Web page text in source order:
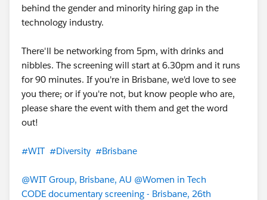
behind the gender and minority hiring gap in the
technology industry.
There'll be networking from 5pm, with drinks and
nibbles. The screening will start at 6.30pm and it runs
for 90 minutes. If you're in Brisbane, we'd love to see
you there; or if you're not, but know people who are,
please share the event with them and get the word
out!
#WIT #Diversity #Brisbane
@WIT Group, Brisbane, AU @Women in Tech
CODE documentary screening - Brisbane, 26th